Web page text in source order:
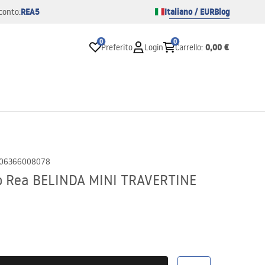
REA5 Italiano / EURBlog
0
Preferito Login
0
Carrello: 0,00 €
BELINDA MINI TRAVERTINE